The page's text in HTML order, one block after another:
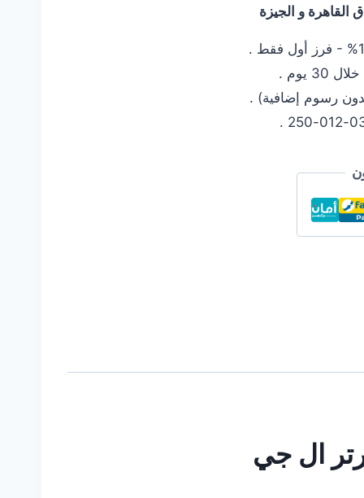
11.990,00 EGP.و الجيزة
يوم .
رسوم إضافية) .